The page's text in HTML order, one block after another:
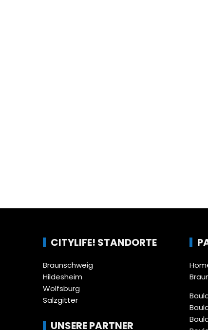
CITYLIFE! STANDORTE
Braunschweig
Hildesheim
Wolfsburg
Salzgitter
UNSERE PARTNER